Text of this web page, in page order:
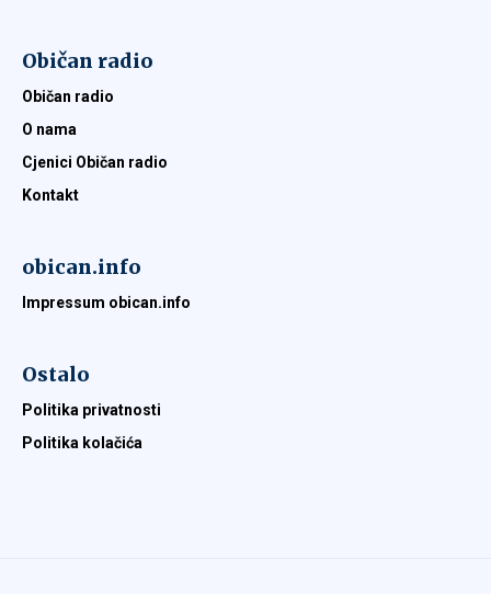
Običan radio
Običan radio
O nama
Cjenici Običan radio
Kontakt
obican.info
Impressum obican.info
Ostalo
Politika privatnosti
Politika kolačića